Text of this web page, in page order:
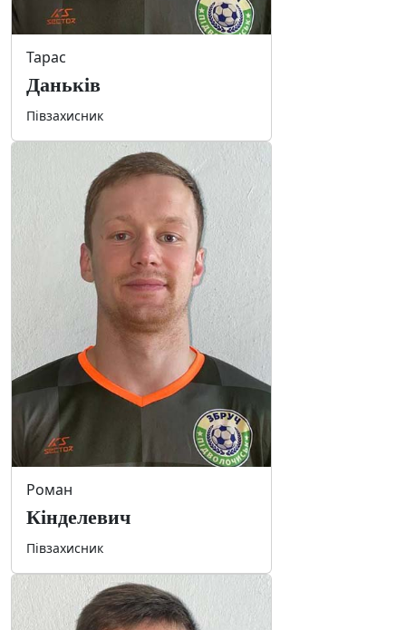
Тарас
Даньків
Півзахисник
Роман
Кінделевич
Півзахисник